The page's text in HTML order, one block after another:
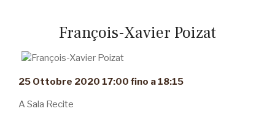
François-Xavier Poizat
25 Ottobre 2020 17:00 fino a 18:15
A Sala Recite